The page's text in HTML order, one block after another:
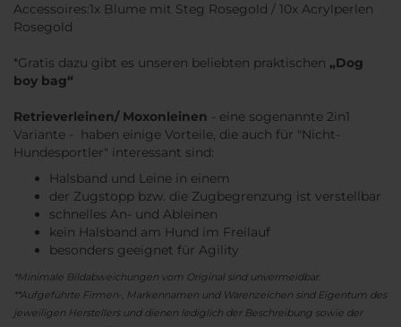
Accessoires:1x Blume mit Steg Rosegold / 10x Acrylperlen
Rosegold
*Gratis dazu gibt es unseren beliebten praktischen „Dog
boy bag“
Retrieverleinen/ Moxonleinen - eine sogenannte 2in1
Variante - haben einige Vorteile, die auch für "Nicht-
Hundesportler" interessant sind:
Halsband und Leine in einem
der Zugstopp bzw. die Zugbegrenzung ist verstellbar
schnelles An- und Ableinen
kein Halsband am Hund im Freilauf
besonders geeignet für Agility
*Minimale Bildabweichungen vom Original sind unvermeidbar.
**Aufgeführte Firmen-, Markennamen und Warenzeichen sind Eigentum des
jeweiligen Herstellers und dienen lediglich der Beschreibung sowie der